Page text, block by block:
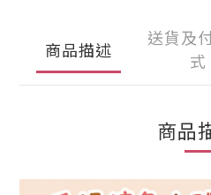
商品描述
送貨及
式
商品